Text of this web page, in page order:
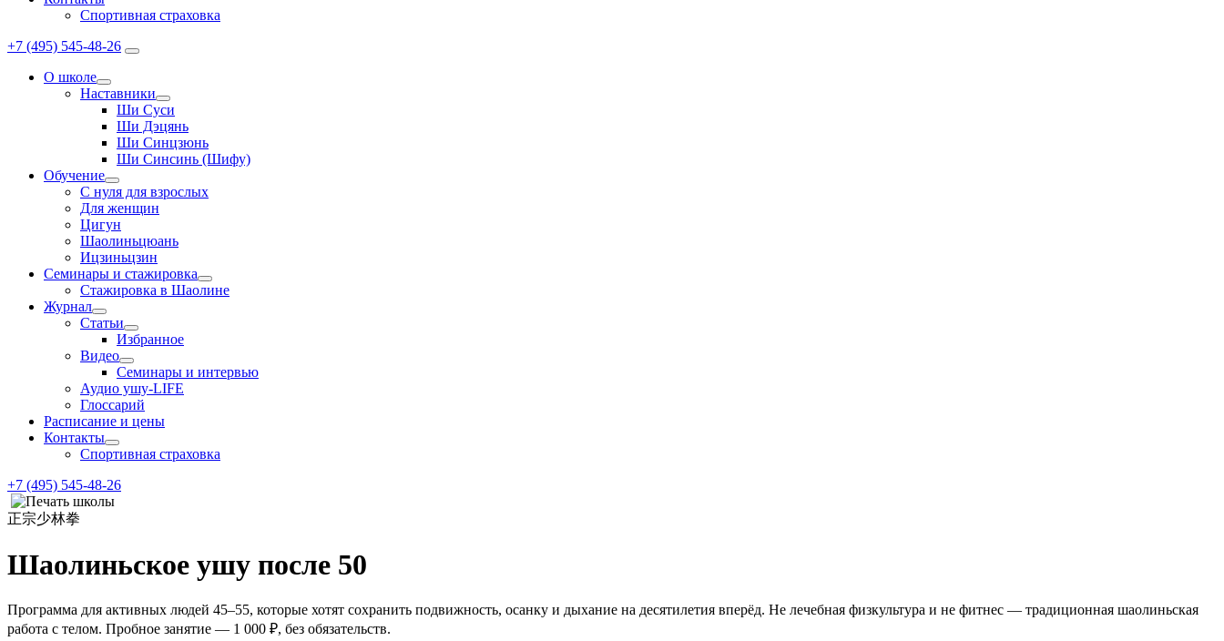
Спортивная страховка
+7 (495) 545-48-26
О школе
Наставники
Ши Суси
Ши Дэцянь
Ши Синцзюнь
Ши Синсинь (Шифу)
Обучение
С нуля для взрослых
Для женщин
Цигун
Шаолиньцюань
Ицзиньцзин
Семинары и стажировка
Стажировка в Шаолине
Журнал
Статьи
Избранное
Видео
Семинары и интервью
Аудио ушу-LIFE
Глоссарий
Расписание и цены
Контакты
Спортивная страховка
+7 (495) 545-48-26
正宗少林拳
Шаолиньское ушу после 50
Программа для активных людей 45–55, которые хотят сохранить подвижность, осанку и дыхание на десятилетия вперёд. Не лечебная физкультура и не фитнес — традиционная шаолиньская
работа с телом. Пробное занятие — 1 000 ₽, без обязательств.